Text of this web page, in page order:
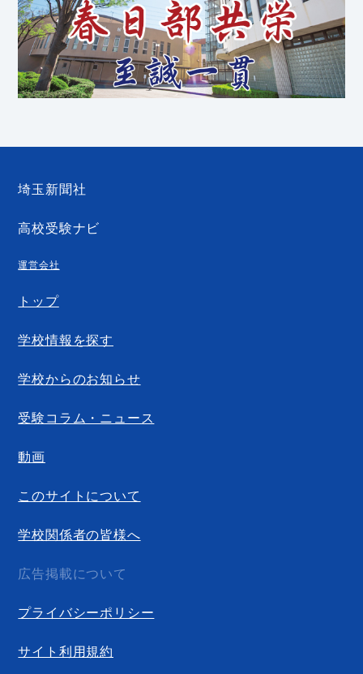
埼玉新聞社
高校受験ナビ
運営会社
トップ
学校情報を探す
学校からのお知らせ
受験コラム・ニュース
動画
このサイトについて
学校関係者の皆様へ
広告掲載について
プライバシーポリシー
サイト利用規約